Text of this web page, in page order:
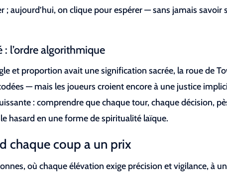
; aujourd’hui, on clique pour espérer — sans jamais savoir
l’ordre algorithmique
et proportion avait une signification sacrée, la roue de
— mais les joueurs croient encore à une justice
: comprendre que chaque tour, chaque décision,
hasard en une forme de spiritualité laïque.
chaque coup a un prix
où chaque élévation exige précision et vigilance, à un